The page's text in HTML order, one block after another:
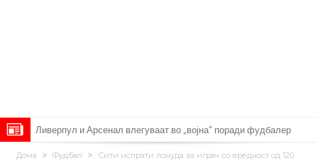
Ливерпул и Арсенал влегуваат во „војна“ поради фудбалер
вреден 69 милиони евра!
Кој го убеди Родри да ја избере Барселона?
Дома Фудбал
Сити испрати понуда за играч со вредност од 120